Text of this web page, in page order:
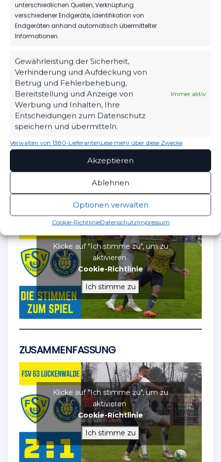
unterschiedlichen Quellen, Verknüpfung
verschiedener Endgeräte, Identifikation von
Endgeräten anhand automatisch übermittelter
Informationen.
Gewährleistung der Sicherheit,
Verhinderung und Aufdeckung von
Betrug und Fehlerbehebung,
Bereitstellung und Anzeige von
Werbung und Inhalten, Ihre
Entscheidungen zum Datenschutz
speichern und übermitteln.
Immer aktiv
Verwalten von 1380-LieferantenLese mehr über diese Zwecke
Akzeptieren
Ablehnen
Optionen verwalten
Cookie-RichtlinieDatenschutzImpressum
PRESSEKONFERENZ
Klicke auf "Ich stimme zu", um zu
aktivieren
Cookie-Richtlinie
Ich stimme zu
STIMMEN ZUM SPIEL
Klicke auf "Ich stimme zu", um zu
aktivieren
Cookie-Richtlinie
Ich stimme zu
ZUSAMMENFASSUNG
Klicke auf "Ich stimme zu", um zu
aktivieren
Cookie-Richtlinie
Ich stimme zu